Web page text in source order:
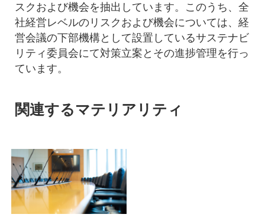
スクおよび機会を抽出しています。このうち、全
社経営レベルのリスクおよび機会については、経
営会議の下部機構として設置しているサステナビ
リティ委員会にて対策立案とその進捗管理を行っ
ています。
関連するマテリアリティ